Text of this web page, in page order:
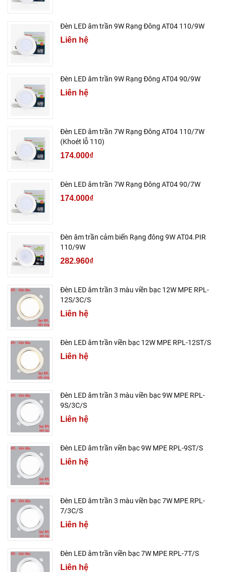
Đèn LED âm trần 9W Rạng Đông AT04 110/9W
Liên hệ
Đèn LED âm trần 9W Rạng Đông AT04 90/9W
Liên hệ
Đèn LED âm trần 7W Rạng Đông AT04 110/7W
(Khoét lỗ 110)
174.000₫
Đèn LED âm trần 7W Rạng Đông AT04 90/7W
174.000₫
Đèn âm trần cảm biến Rạng đông 9W AT04.PIR
110/9W
282.960₫
Đèn LED âm trần 3 màu viền bạc 12W MPE RPL-
12S/3C/S
Liên hệ
Đèn LED âm trần viền bạc 12W MPE RPL-12ST/S
Liên hệ
Đèn LED âm trần 3 màu viền bạc 9W MPE RPL-
9S/3C/S
Liên hệ
Đèn LED âm trần viền bạc 9W MPE RPL-9ST/S
Liên hệ
Đèn LED âm trần 3 màu viền bạc 7W MPE RPL-
7/3C/S
Liên hệ
Đèn LED âm trần viền bạc 7W MPE RPL-7T/S
Liên hệ